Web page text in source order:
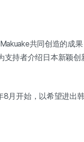
共同创造的成
支持者介绍日本新颖
月开始，以希望进出